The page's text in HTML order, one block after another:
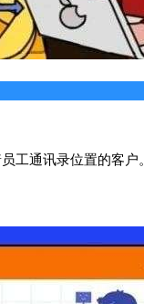
工通讯录位置的客户。